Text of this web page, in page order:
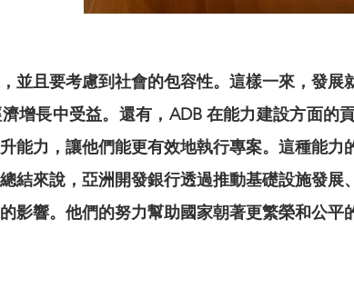
並且要考慮到社會的包容性。這樣⼀來，發
增長中受益。還有，ADB 在能⼒建設⽅面的
能⼒，讓他們能更有效地執⾏專案。這種能
結來說，亞洲開發銀⾏透過推動基礎設施發展
影響。他們的努⼒幫助國家朝著更繁榮和公平